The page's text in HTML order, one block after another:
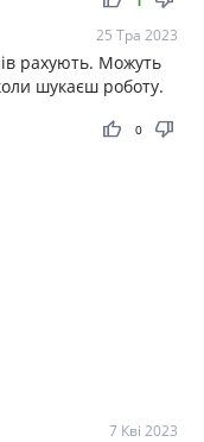
25 Тра 2023
рахують. Можуть
шукаєш роботу.
thumb_up thumb_down
0
7 Кві 2023